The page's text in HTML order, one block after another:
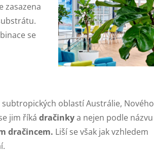
zasazena
se
oblastí Austrálie, Nového
jim říká dračinkya nejen podle názvu
dračincem. Liší se však jak vzhledem